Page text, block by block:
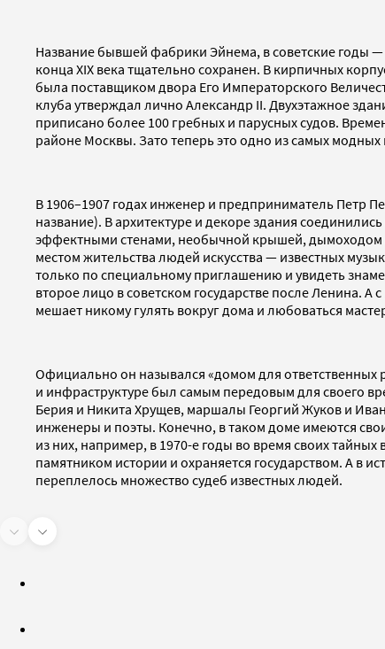
Название бывшей фабрики Эйнема, в советские годы
конца XIX века тщательно сохранен. В кирпичных
была поставщиком двора Его Императорского
клуба утверждал лично Александр II. Двухэтажное
приписано более 100 гребных и парусных судов.
районе Москвы. Зато теперь это одно из самых
В 1906–1907 годах инженер и предприниматель Петр
название). В архитектуре и декоре здания
эффектными стенами, необычной крышей, дымоходом
местом жительства людей искусства — известных
только по специальному приглашению и увидеть
второе лицо в советском государстве после Ленина.
мешает никому гулять вокруг дома и любоваться
Официально он назывался «домом для
и инфраструктуре был самым передовым для своего
Берия и Никита Хрущев, маршалы Георгий Жуков и
инженеры и поэты. Конечно, в таком доме имеются
из них, например, в 1970-е годы во время своих
памятником истории и охраняется государством. А в
переплелось множество судеб известных людей.